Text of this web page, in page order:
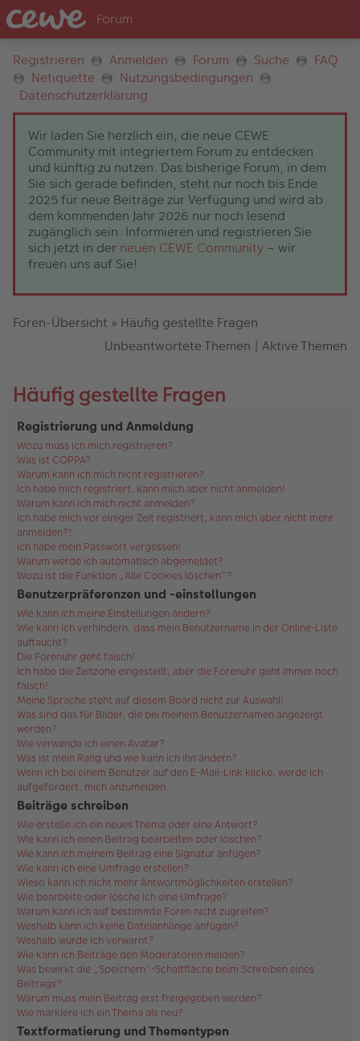
Registrieren Anmelden Forum Suche
FAQ
Netiquette
Nutzungsbedingungen
Datenschutzerklärung
Wir laden Sie herzlich ein, die neue CEWE
Community mit integriertem Forum zu entdecken
und künftig zu nutzen. Das bisherige Forum, in dem
Sie sich gerade befinden, steht nur noch bis Ende
2025 für neue Beiträge zur Verfügung und wird ab
dem kommenden Jahr 2026 nur noch lesend
zugänglich sein. Informieren und registrieren Sie
sich jetzt in der neuen CEWE Community – wir
freuen uns auf Sie!
Foren-Übersicht » Häufig gestellte Fragen
Unbeantwortete Themen | Aktive Themen
Häufig gestellte Fragen
Registrierung und Anmeldung
Wozu muss ich mich registrieren?
Was ist COPPA?
Warum kann ich mich nicht registrieren?
Ich habe mich registriert, kann mich aber nicht anmelden!
Warum kann ich mich nicht anmelden?
Ich habe mich vor einiger Zeit registriert, kann mich aber nicht mehr
anmelden?!
Ich habe mein Passwort vergessen!
Warum werde ich automatisch abgemeldet?
Wozu ist die Funktion „Alle Cookies löschen“?
Benutzerpräferenzen und -einstellungen
Wie kann ich meine Einstellungen ändern?
Wie kann ich verhindern, dass mein Benutzername in der Online-Liste
auftaucht?
Die Forenuhr geht falsch!
Ich habe die Zeitzone eingestellt, aber die Forenuhr geht immer noch
falsch!
Meine Sprache steht auf diesem Board nicht zur Auswahl!
Was sind das für Bilder, die bei meinem Benutzernamen angezeigt
werden?
Wie verwende ich einen Avatar?
Was ist mein Rang und wie kann ich ihn ändern?
Wenn ich bei einem Benutzer auf den E-Mail-Link klicke, werde ich
aufgefordert, mich anzumelden.
Beiträge schreiben
Wie erstelle ich ein neues Thema oder eine Antwort?
Wie kann ich einen Beitrag bearbeiten oder löschen?
Wie kann ich meinem Beitrag eine Signatur anfügen?
Wie kann ich eine Umfrage erstellen?
Wieso kann ich nicht mehr Antwortmöglichkeiten erstellen?
Wie bearbeite oder lösche ich eine Umfrage?
Warum kann ich auf bestimmte Foren nicht zugreifen?
Weshalb kann ich keine Dateianhänge anfügen?
Weshalb wurde ich verwarnt?
Wie kann ich Beiträge den Moderatoren melden?
Was bewirkt die „Speichern“-Schaltfläche beim Schreiben eines
Beitrags?
Warum muss mein Beitrag erst freigegeben werden?
Wie markiere ich ein Thema als neu?
Textformatierung und Thementypen